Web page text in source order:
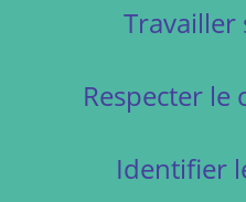
Travailler
Respecter le
Identifier